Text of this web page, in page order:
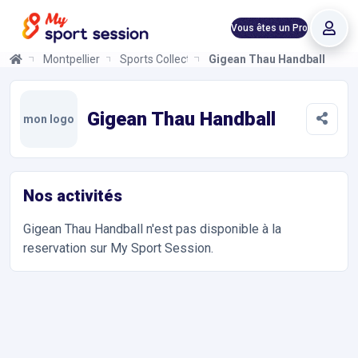
Vous êtes un Pro
Montpellier Sports Collectifs Gigean Thau Handball
mon logo Gigean Thau Handball
Nos activités
Gigean Thau Handball n'est pas disponible à la
reservation sur My Sport Session.